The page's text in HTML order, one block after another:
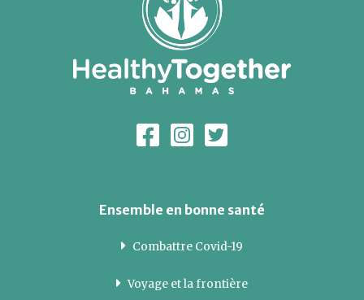
Ensemble en bonne santé
Combattre Covid-19
Voyage et la frontière